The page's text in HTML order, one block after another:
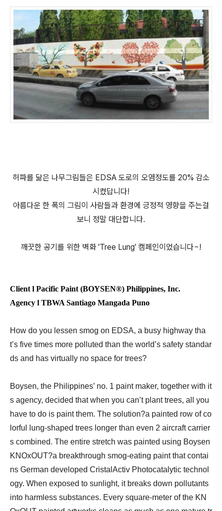
허파를 닮은 나무그림들은 EDSA 도로의 오염정도를 20% 감소
시켰답니다!
아름다운 한 폭의 그림이 사람들과 환경에 긍정적 영향을 주는걸
보니 정말 대단합니다.
깨끗한 공기를 위한 벽화 'Tree Lung' 캠페인이었습니다~!
Client l Pacific Paint (BOYSEN®) Philippines, Inc.
Agency l TBWA Santiago Mangada Puno
How do you lessen smog on EDSA, a busy highway tha
t’s five times more polluted than the world’s safety standar
ds and has virtually no space for trees?
Boysen, the Philippines’ no. 1 paint maker, together with it
s agency, decided that when you can’t plant trees, all you
have to do is paint them. The solution?a painted row of co
lorful lung-shaped trees longer than even 2 aircraft carrier
s combined. The entire stretch was painted using Boysen
KNOxOUT?a breakthrough smog-eating paint that contai
ns German developed CristalActiv Photocatalytic technol
ogy. When exposed to sunlight, it breaks down pollutants
into harmless substances. Every square-meter of the KN